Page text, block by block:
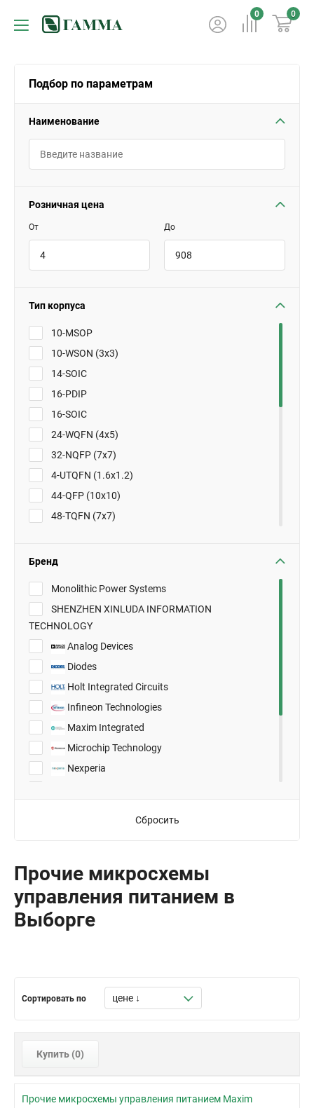
0 0
Подбор по параметрам
Наименование
Розничная цена
От До
Тип корпуса
10-MSOP
10-WSON (3x3)
14-SOIC
16-PDIP
16-SOIC
24-WQFN (4x5)
32-NQFP (7x7)
4-UTQFN (1.6x1.2)
44-QFP (10x10)
48-TQFN (7x7)
Бренд
Monolithic Power Systems
SHENZHEN XINLUDA INFORMATION
TECHNOLOGY
Analog Devices
Diodes
Holt Integrated Circuits
Infineon Technologies
Maxim Integrated
Microchip Technology
Nexperia
ST Microelectronics
Vishay
Сбросить
Прочие микросхемы
управления питанием в
Выборге
Сортировать по
Купить (0)
Прочие микросхемы управления питанием Maxim